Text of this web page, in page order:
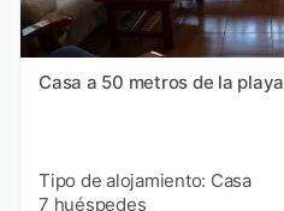
Casa a 50 metros de la playa
Tipo de alojamiento: Casa
7 huéspedes